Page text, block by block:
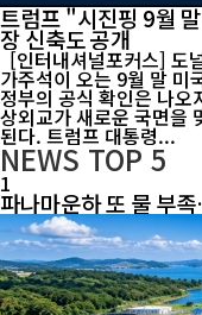
트럼프 "시진핑 9월
장 신축도 공개
[인터내셔널포커스] 도
가주석이 오는 9월 말 미
정부의 공식 확인은 나오
상외교가 새로운 국면을
된다. 트럼프 대통령...
NEWS TOP 5
1
파나마운하 또 물 부